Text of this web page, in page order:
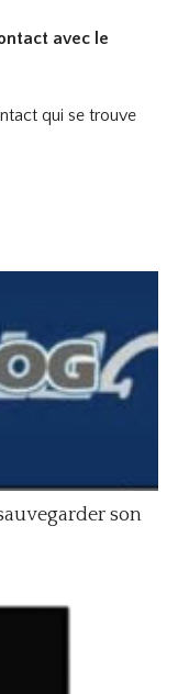
avec le
qui se trouve
son